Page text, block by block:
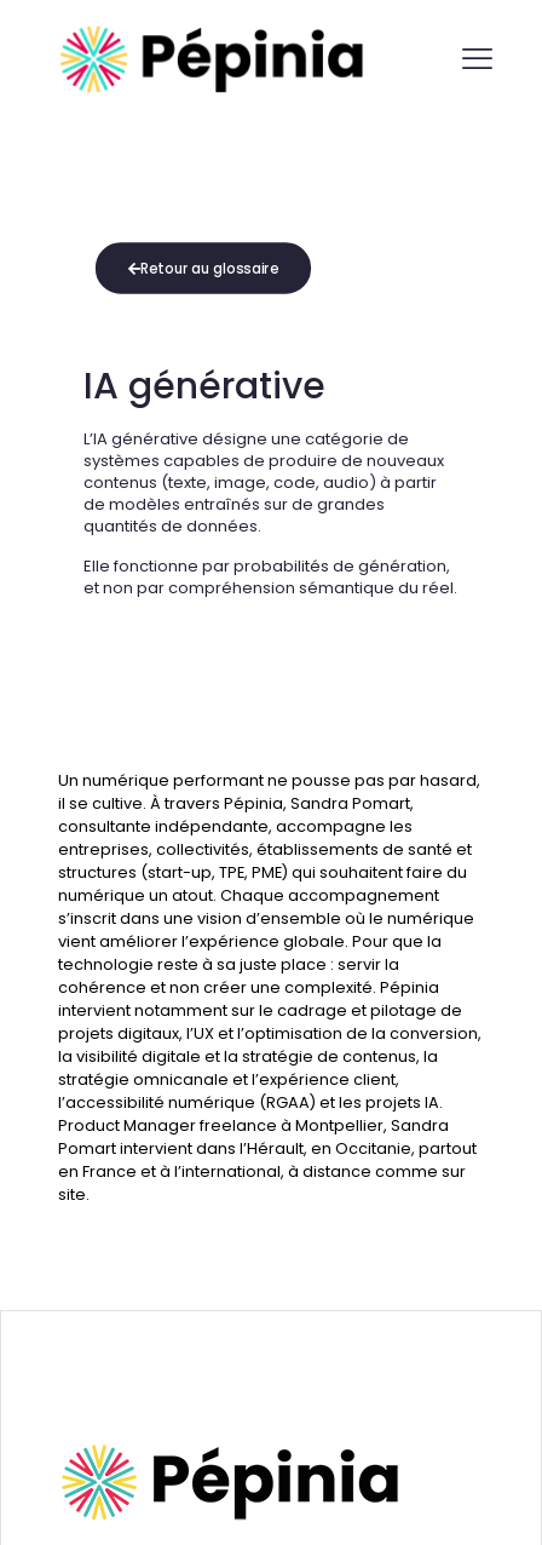
Retour au glossaire
IA générative
L’IA générative désigne une catégorie de
systèmes capables de produire de nouveaux
contenus (texte, image, code, audio) à partir
de modèles entraînés sur de grandes
quantités de données.
Elle fonctionne par probabilités de génération,
et non par compréhension sémantique du réel.
Un numérique performant ne pousse pas par hasard,
il se cultive. À travers Pépinia,Sandra Pomart,
consultante indépendante, accompagne les
entreprises, collectivités, établissements de santé et
structures (start-up, TPE, PME) qui souhaitent faire du
numérique un atout. Chaque accompagnement
s’inscrit dans une vision d’ensemble où le numérique
vient améliorer l’expérience globale. Pour que la
technologie reste à sa juste place : servir la
cohérence et non créer une complexité. Pépinia
intervient notamment sur lecadrage et pilotage de
projets digitaux, l’UX et l’optimisation de la conversion,
lavisibilité digitale et la stratégie de contenus, la
stratégie omnicanale et l’expérience client,
l’accessibilité numérique (RGAA)et lesprojets IA.
Product Manager freelance à Montpellier, Sandra
Pomart intervient dans l’Hérault, en Occitanie, partout
en France et à l’international, à distance comme sur
site.